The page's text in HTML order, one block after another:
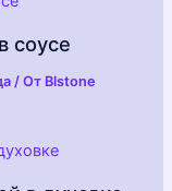
соусе
/ От Blstone